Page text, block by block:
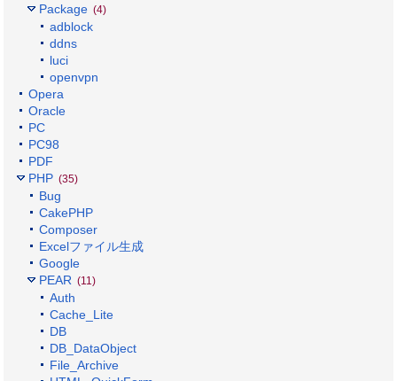
Package (4)
adblock
ddns
luci
openvpn
Opera
Oracle
PC
PC98
PDF
PHP (35)
Bug
CakePHP
Composer
Excelファイル生成
Google
PEAR (11)
Auth
Cache_Lite
DB
DB_DataObject
File_Archive